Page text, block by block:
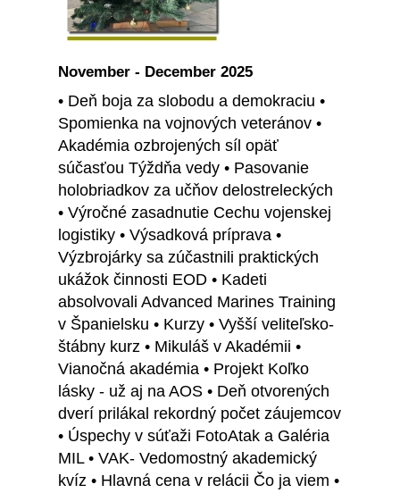
November - December 2025
• Deň boja za slobodu a demokraciu •
Spomienka na vojnových veteránov •
Akadémia ozbrojených síl opäť
súčasťou Týždňa vedy • Pasovanie
holobriadkov za učňov delostreleckých
• Výročné zasadnutie Cechu vojenskej
logistiky • Výsadková príprava •
Výzbrojárky sa zúčastnili praktických
ukážok činnosti EOD • Kadeti
absolvovali Advanced Marines Training
v Španielsku • Kurzy • Vyšší veliteľsko-
štábny kurz • Mikuláš v Akadémii •
Vianočná akadémia • Projekt Koľko
lásky - už aj na AOS • Deň otvorených
dverí prilákal rekordný počet záujemcov
• Úspechy v súťaži FotoAtak a Galéria
MIL • VAK- Vedomostný akademický
kvíz • Hlavná cena v relácii Čo ja viem •